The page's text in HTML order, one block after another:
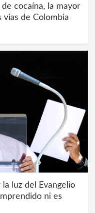
cocaína, la mayor
vías de Colombia
la luz del Evangelio
ni es